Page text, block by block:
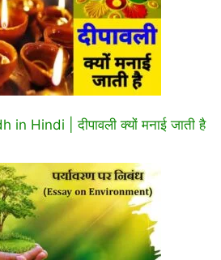
Hindi | दीपावली क्यों मनाई जाती है